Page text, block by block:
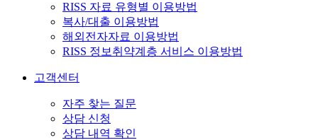
RISS 자료 유형별 이용방법
복사/대출 이용방법
해외전자자료 이용방법
RISS 정보취약계층 서비스 이용방법
고객센터
자주 찾는 질문
상담 신청
상담 내역 확인